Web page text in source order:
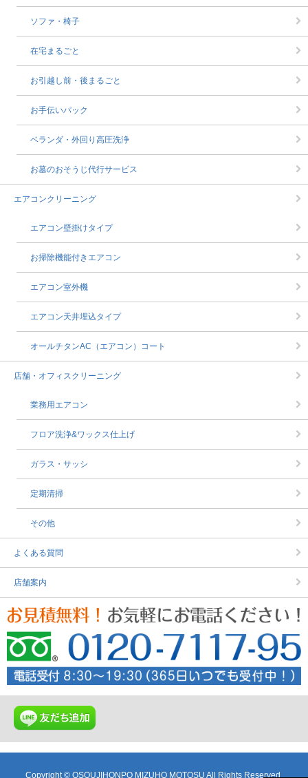
ソファ・椅子
在宅まるごと
お引越し前・後まるごと
お手伝いパック
ベランダ・外回り高圧洗浄
お墓のおそうじ代行サービス
エアコンクリーニング
エアコン壁掛けタイプ
お掃除機能付きエアコン
エアコン室外機
エアコン天井埋込タイプ
オールチタンAC（エアコン）コート
店舗・オフィスクリーニング
業務用エアコン
フロア洗浄&ワックス仕上げ
ガラス・サッシ
定期清掃
その他
よくある質問
店舗案内
Copyright © OSOUJIHONPO MIZUHO MOTOSU All Rights Reserved.